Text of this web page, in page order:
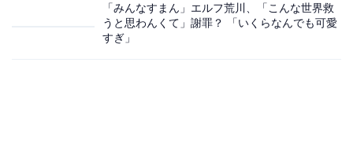
「みんなすまん」エルフ荒川、「こんな世界救
うと思わんくて」謝罪？ 「いくらなんでも可愛
すぎ」